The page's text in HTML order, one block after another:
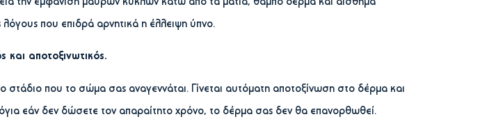
που επιδρά αρνητικά η έλλειψη ύπνο.
και αποτοξινωτικός.
στάδιο που το σώμα σας αναγεννάται. Γίνεται αυτόματη αποτοξίνωση στο δέρμα και
εάν δεν δώσετε τον απαραίτητο χρόνο, το δέρμα σας δεν θα επανορθωθεί.